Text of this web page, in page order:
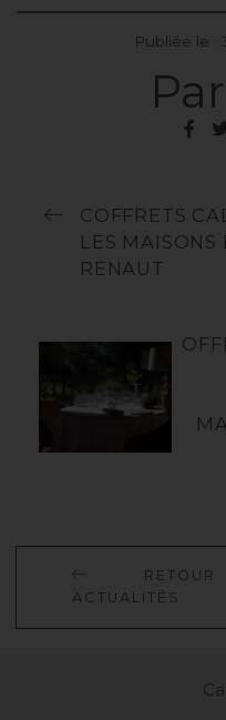
Publiée le :
COFFRETS
LES MAISONS
RENAUT
R E T O U R
A C T U A L I T É S